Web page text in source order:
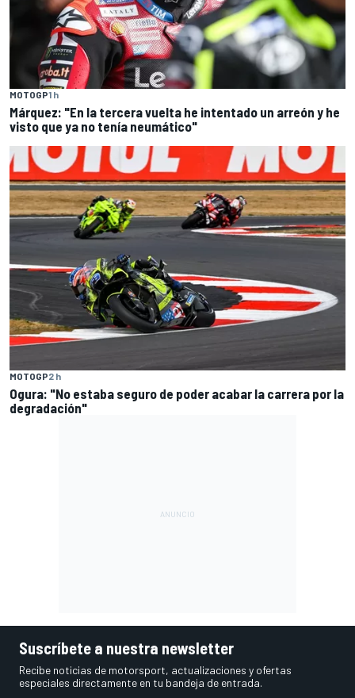
MOTOGP1 h
Márquez: "En la tercera vuelta he intentado un arreón y he
visto que ya no tenía neumático"
MOTOGP2 h
Ogura: "No estaba seguro de poder acabar la carrera por la
degradación"
Suscríbete a nuestra newsletter
Recibe noticias de motorsport, actualizaciones y ofertas
especiales directamente en tu bandeja de entrada.